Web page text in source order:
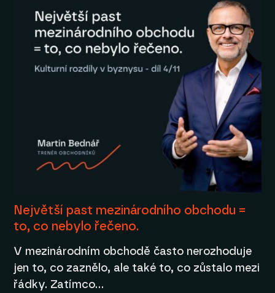
Největší past mezinárodního obchodu =
to, co nebylo řečeno.
V mezinárodním obchodě často nerozhoduje
jen to, co zaznělo, ale také to, co zůstalo mezi
řádky. Zatímco…